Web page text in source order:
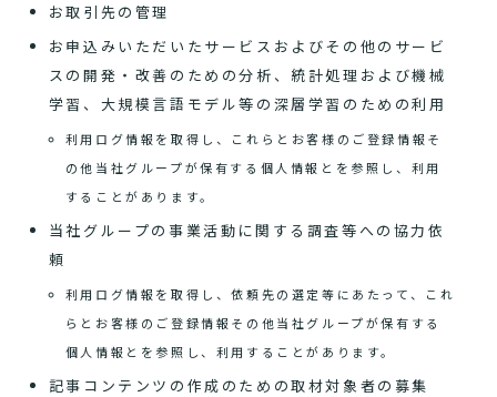
お取引先の管理
お申込みいただいたサービスおよびその他のサービ
スの開発・改善のための分析、統計処理および機械
学習、大規模言語モデル等の深層学習のための利用
利用ログ情報を取得し、これらとお客様のご登録情報そ
の他当社グループが保有する個人情報とを参照し、利用
することがあります。
当社グループの事業活動に関する調査等への協力依
頼
利用ログ情報を取得し、依頼先の選定等にあたって、これ
らとお客様のご登録情報その他当社グループが保有する
個人情報とを参照し、利用することがあります。
記事コンテンツの作成のための取材対象者の募集